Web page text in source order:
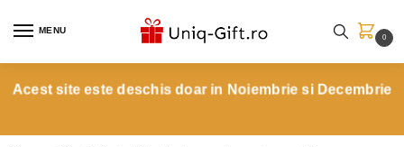
MENU
0
Acest site este deschis doar in Noiembrie si Decembrie